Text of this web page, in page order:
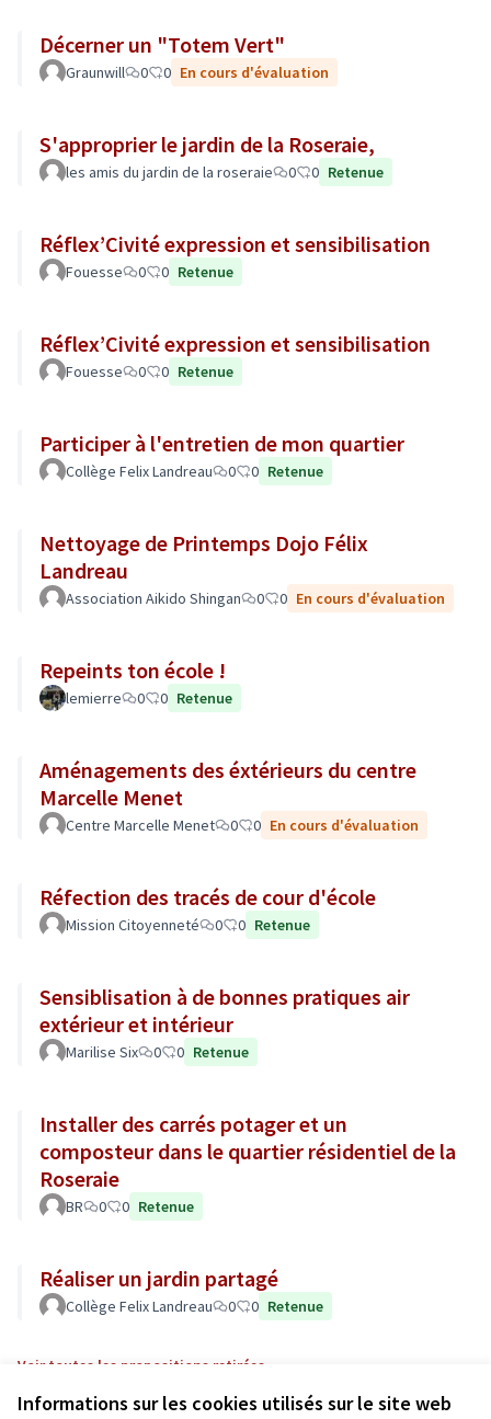
Informations sur les cookies utilisés sur le site web
Décerner un "Totem Vert"
Graunwill 0 0 En cours d'évaluation
S'approprier le jardin de la Roseraie,
les amis du jardin de la roseraie 0 0 Retenue
Réflex’Civité expression et sensibilisation
Fouesse 0 0 Retenue
Réflex’Civité expression et sensibilisation
Fouesse 0 0 Retenue
Participer à l'entretien de mon quartier
Collège Felix Landreau 0 0 Retenue
Nettoyage de Printemps Dojo Félix
Landreau
Association Aikido Shingan 0 0 En cours d'évaluation
Repeints ton école !
lemierre 0 0 Retenue
Aménagements des éxtérieurs du centre
Marcelle Menet
Centre Marcelle Menet 0 0 En cours d'évaluation
Réfection des tracés de cour d'école
Mission Citoyenneté 0 0 Retenue
Sensiblisation à de bonnes pratiques air
extérieur et intérieur
Marilise Six 0 0 Retenue
Installer des carrés potager et un
composteur dans le quartier résidentiel de la
Roseraie
BR 0 0 Retenue
Réaliser un jardin partagé
Collège Felix Landreau 0 0 Retenue
Voir toutes les propositions retirées